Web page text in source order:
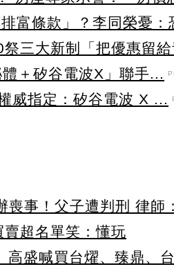
富條款」？李同榮憂：
三大新制「把優惠留給
＋矽谷電波X」聯手...
威指定：矽谷電波 X ...
喪事！父子遭判刑 律師
超名單笑：懂玩
高盛喊買台燿、臻鼎、